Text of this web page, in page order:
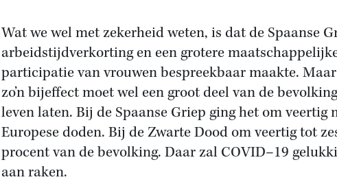
Wat we wel met zekerheid weten, is dat de Spaanse
arbeidstijdverkorting en een grotere
participatie van vrouwen bespreekbaar maakte.
zo’n bijeffect moet wel een groot deel van de
leven laten. Bij de Spaanse Griep ging het om veertig
Europese doden. Bij de Zwarte Dood om veertig tot
procent van de bevolking. Daar zal COVID–19
aan raken.